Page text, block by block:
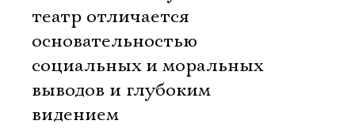
театр отличается
основательностью
социальных и моральных
выводов и глубоким
видением